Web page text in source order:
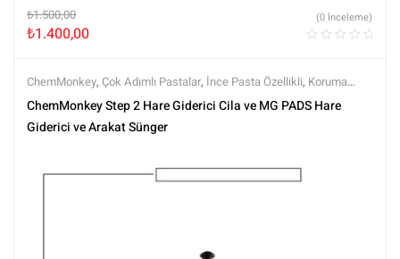
₺1.500,00
₺1.400,00
(0 İnceleme)
ChemMonkey, Çok Adımlı Pastalar, İnce Pasta Özellikli, Koruma
Özellikli,Markalar,MG PADS,Pedler,Pedler ve Keçeler,Polisaj
Polisaj Setleri,Polisaj ve Parlatma
ChemMonkey Step 2 Hare Giderici Cila ve MG PADS Hare
Giderici ve Arakat Sünger